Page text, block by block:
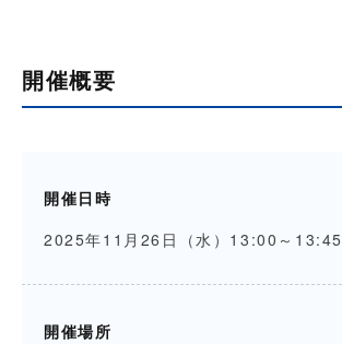
開催概要
開催日時
2025年11月26日（水）13:00～13:45
開催場所